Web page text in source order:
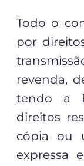
Todo o
por
revenda,
tendo a
direitos
cópia ou
expressa